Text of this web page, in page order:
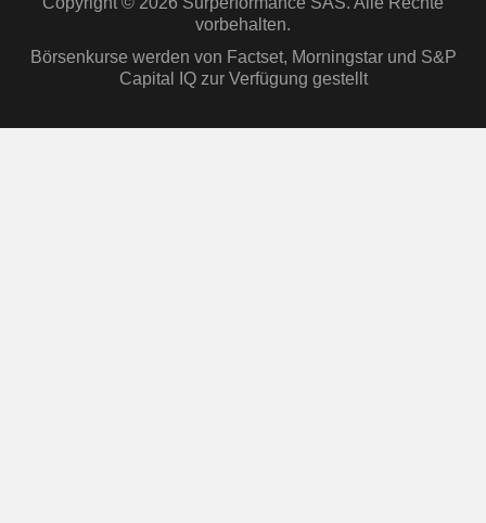
vorbehalten.
Börsenkurse werden von Factset, Morningstar und S&P
Capital IQ zur Verfügung gestellt